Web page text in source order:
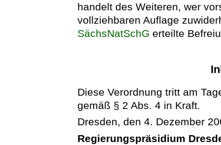
handelt des Weiteren, wer
vollziehbaren Auflage
SächsNatSchG erteilte
Diese Verordnung tritt am
gemäß § 2 Abs. 4 in Kraft.
Dresden, den 4. Dezember
Regierungspräsidium